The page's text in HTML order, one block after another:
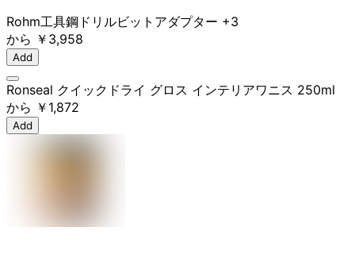
Rohm工具鋼 ドリルビット アダプター +3
から ￥3,958
Add
Ronseal クイックドライ グロス インテリアワニス 250ml
から ￥1,872
Add